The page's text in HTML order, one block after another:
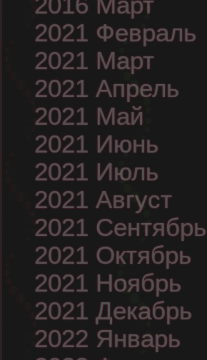
2021 Февраль
2021 Март
2021 Апрель
2021 Май
2021 Июнь
2021 Июль
2021 Август
2021 Сентябрь
2021 Октябрь
2021 Ноябрь
2021 Декабрь
2022 Январь